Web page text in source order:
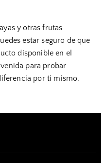
y otras frutas
estar seguro de que
disponible en el
para probar
por ti mismo.